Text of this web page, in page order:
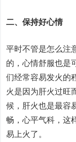
二、保持好心情
平时不管是怎么注
的，心情舒服也是
们经常容易发火的
火是因为肝火过旺
候，肝火也是最容
畅，心平气科，这
易上火了。